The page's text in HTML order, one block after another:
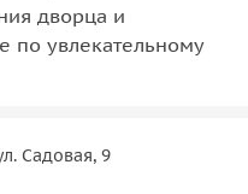
дворца и
по увлекательному
Садовая, 9